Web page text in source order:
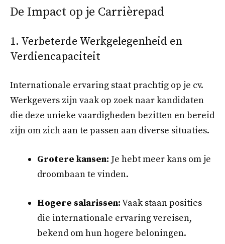
De Impact op je Carrièrepad
1. Verbeterde Werkgelegenheid en
Verdiencapaciteit
Internationale ervaring staat prachtig op je cv.
Werkgevers zijn vaak op zoek naar kandidaten
die ​​deze unieke vaardigheden bezitten en bereid
zijn om zich aan te passen aan diverse situaties.
Grotere kansen: Je hebt meer kans om je
droombaan te vinden.
Hogere salarissen:Vaak staan posities
die internationale ervaring vereisen,
bekend om hun hogere beloningen.